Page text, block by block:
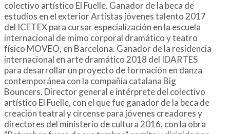
colectivo artístico El Fuelle. Ganador de la beca de
estudios en el exterior Artistas jóvenes talento 2017
del ICETEX para cursar especialización en la escuela
internacional de mimo corporal dramático y teatro
físico MOVEO, en Barcelona. Ganador de la residencia
internacional en arte dramático 2018 del IDARTES
para desarrollar un proyecto de formación en danza
contemporánea con la compañía catalana Big
Bouncers. Director general e intérprete del colectivo
artístico El Fuelle, con el que fue ganador de la beca de
creación teatral y circense para jóvenes creadores y
directores del ministerio de cultura 2016, con la obra